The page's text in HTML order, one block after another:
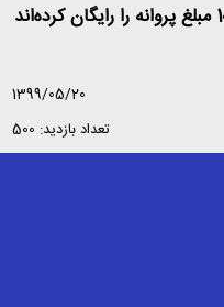
1399/05/20
تعداد بازدید: 500